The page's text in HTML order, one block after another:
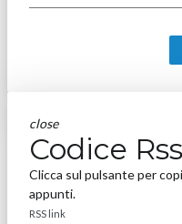
close
Codice Rss
Clicca sul pulsante per
appunti.
RSS link